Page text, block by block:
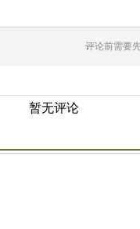
评论前需要
暂无评论